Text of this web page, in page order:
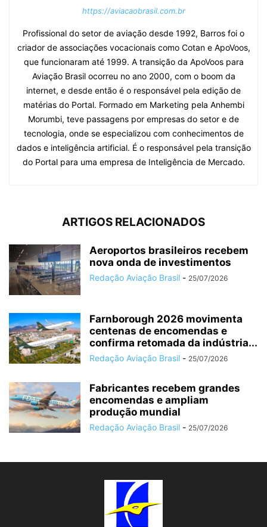
https://aviacaobrasil.com.br
Profissional do setor de aviação desde 1992, Barros foi o
criador de associações vocacionais como Cotan e ApoVoos,
que funcionaram até 1999. A transição da ApoVoos para
Aviação Brasil ocorreu no ano 2000, com o boom da
internet, e desde então é o responsável pela edição de
matérias do Portal. Formado em Marketing pela Anhembi
Morumbi, teve passagens por empresas do setor e de
tecnologia, onde se especializou com conhecimentos de
dados e inteligência artificial. É o responsável pela transição
do Portal para uma empresa de Inteligência de Mercado.
ARTIGOS RELACIONADOS
Aeroportos brasileiros recebem
nova onda de investimentos
Redação Aviação Brasil - 25/07/2026
Farnborough 2026 movimenta
centenas de encomendas e
confirma retomada da indústria...
Redação Aviação Brasil - 25/07/2026
Fabricantes recebem grandes
encomendas e ampliam
produção mundial
Redação Aviação Brasil - 25/07/2026